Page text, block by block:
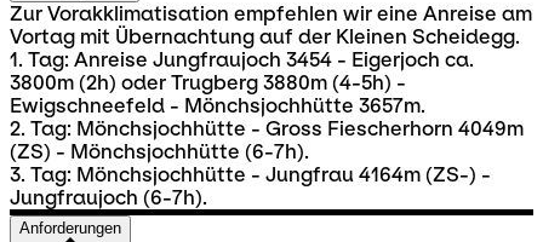
Zur Vorakklimatisation empfehlen wir eine Anreise am
Vortag mit Übernachtung auf der Kleinen Scheidegg.
1. Tag: Anreise Jungfraujoch 3454 - Eigerjoch ca.
3800m (2h) oder Trugberg 3880m (4-5h) -
Ewigschneefeld - Mönchsjochhütte 3657m.
2. Tag: Mönchsjochhütte - Gross Fiescherhorn 4049m
(ZS) - Mönchsjochhütte (6-7h).
3. Tag: Mönchsjochhütte - Jungfrau 4164m (ZS-) -
Jungfraujoch (6-7h).
Anforderungen